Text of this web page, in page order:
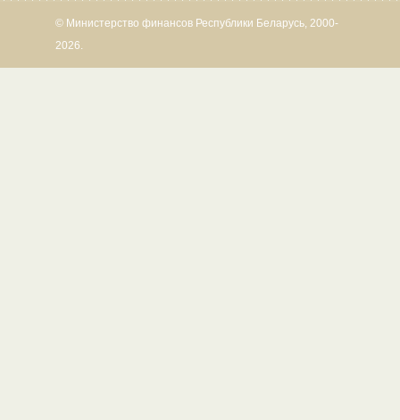
© Министерство финансов Республики Беларусь, 2000-
2026.